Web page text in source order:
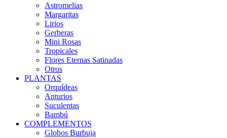
Astromelias
Margaritas
Lirios
Gerberas
Mini Rosas
Tropicales
Flores Eternas Satinadas
Otros
PLANTAS
Orquídeas
Anturios
Suculentas
Bambú
COMPLEMENTOS
Globos Burbuja